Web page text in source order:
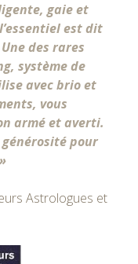
gaie et
est dit
des rares
système de
avec brio et
vous
armé et averti.
générosité pour
Astrologues et